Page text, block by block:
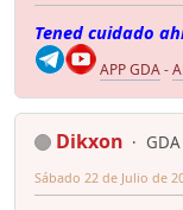
Tened cuidado
APP GDA-
Dikxon GDA
Sábado 22 de Julio de